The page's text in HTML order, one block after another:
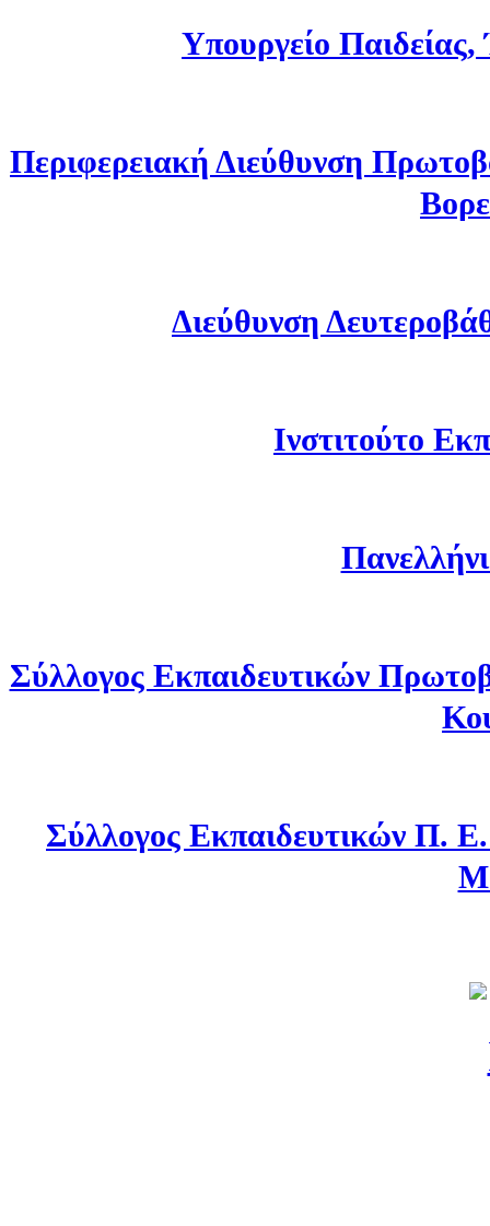
Υπουργείο
Περιφερειακή Διεύθυνση
Διεύθυνση
Ινστιτούτο
Σύλλογος Εκπαιδευτικών
Σύλλογος Εκπαιδευτικών Π.